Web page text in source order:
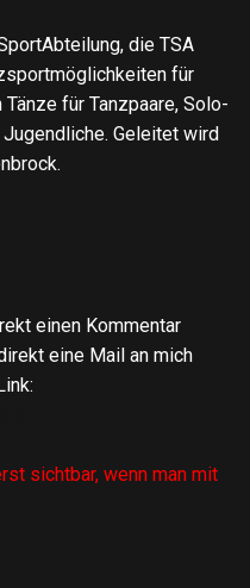
die TSA
für
für Tanzpaare, Solo-
Geleitet wird
einen Kommentar
eine Mail an mich
sichtbar, wenn man mit